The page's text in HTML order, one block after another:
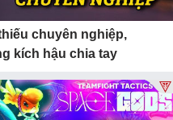
chuyên nghiệp,
kích hậu chia tay